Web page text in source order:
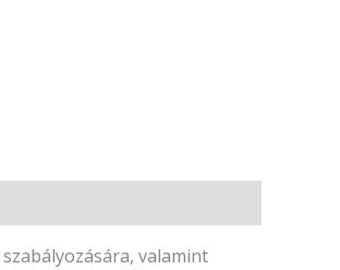
valamint